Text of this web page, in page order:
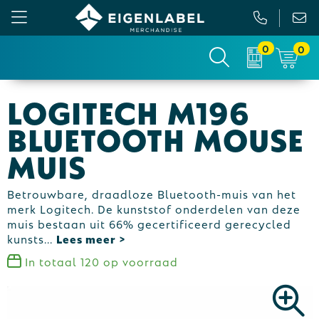
Gezichtsmaskers en mondkapjes
Werkkleding
Sportkleding & Teamwear
T-Shirts
Sweaters
Vesten
Relatiepakketten
Tassen
Anti-stress
Bidons en Sportflessen
Elektronica, Gadgets en USB
Feestartikelen
Custom made picknickkleed
Custom made sokken
Sportkratten & bidons
Custom-made paraplu
Custom-made hesjes
Custom-made onderzetters
Binnenreclame
Buitenreclame
Vlaggen
Beurs & Presentatie
Drukwerk
0 0
Logitech M196
Bluetooth Mouse
muis
Betrouwbare, draadloze Bluetooth-muis van het
merk Logitech. De kunststof onderdelen van deze
muis bestaan uit 66% gecertificeerd gerecycled
kunsts
In totaal 120 op voorraad